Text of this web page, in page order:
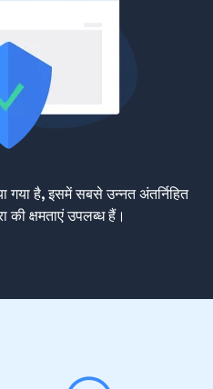
गया है, इसमें सबसे उन्नत अंतर्निहित
की क्षमताएं उपलब्ध हैं।